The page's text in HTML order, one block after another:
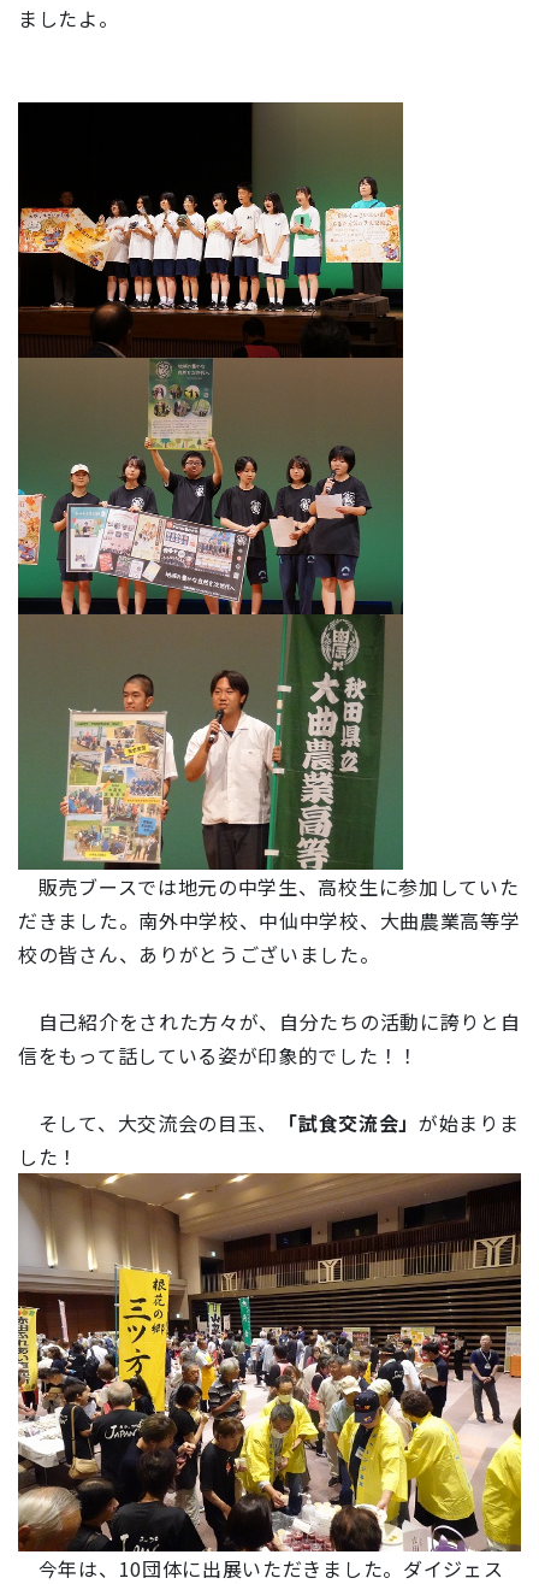
ましたよ。
販売ブースでは地元の中学生、高校生に参加していた
だきました。南外中学校、中仙中学校、大曲農業高等学
校の皆さん、ありがとうございました。
自己紹介をされた方々が、自分たちの活動に誇りと自
信をもって話している姿が印象的でした！！
そして、大交流会の目玉、 「試食交流会」が始まりま
した！
今年は、10団体に出展いただきました。ダイジェス